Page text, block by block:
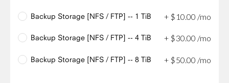
Backup Storage [NFS / FTP] -- 1 TiB + $ 10 00 /mo
Backup Storage [NFS / FTP] -- 4 TiB + $30.00 /mo
Backup Storage [NFS / FTP] -- 8 TiB + $50.00 /mo